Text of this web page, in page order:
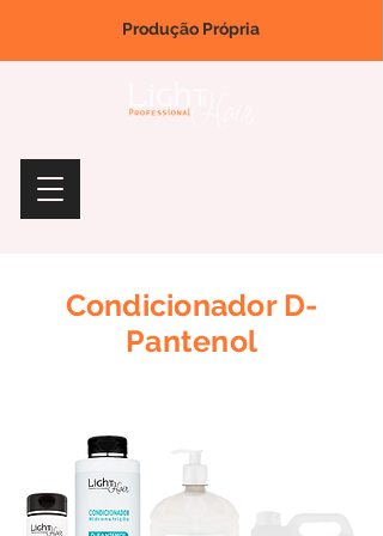
Produção Própria
Condicionador D-
Pantenol